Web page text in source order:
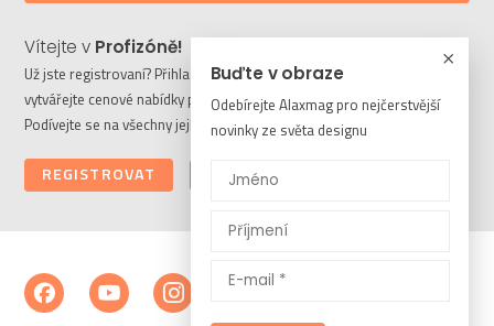
Buďte v obraze
Odebírejte Alaxmag pro nejčerstvější
novinky ze světa designu
Vítejte v Profizóně!
Už jste registrovaní? Přihlaste se a stahujte potřebné soubory či
vytvářejte cenové nabídky pro vaše klienty. Ještě nejste členem?
Podívejte se na všechny její výhody a registrujte se ještě dnes.
REGISTROVAT PŘIHLÁSIT